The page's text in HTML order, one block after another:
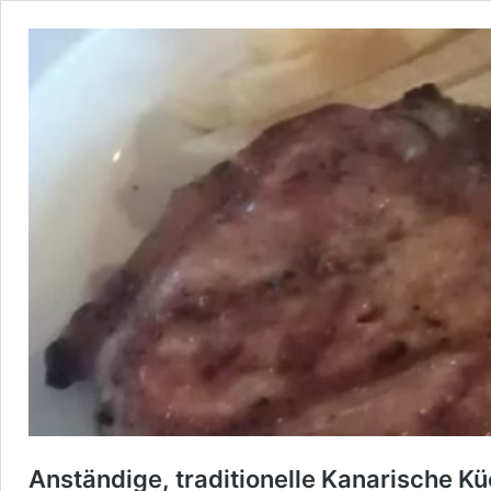
Anständige, traditionelle Kanarische